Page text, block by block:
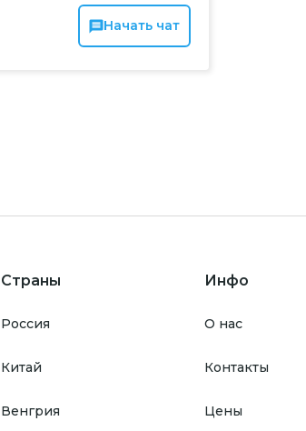
Начать чат
Страны
Россия
Китай
Венгрия
Инфо
О нас
Контакты
Цены